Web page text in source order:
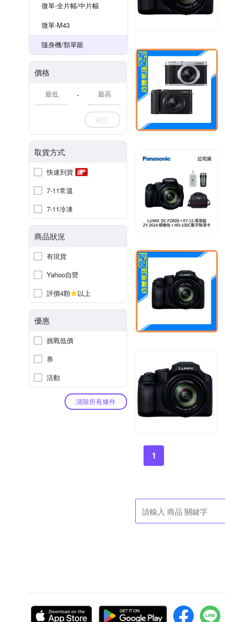
微單-全片幅/中片幅
微單-M43
隨身機/類單眼
價格
-
確定
取貨方式
快速到貨
7-11常溫
7-11冷凍
商品狀況
有現貨
Yahoo自營
評價4顆
以上
優惠
挑戰低價
券
活動
清除所有條件
1